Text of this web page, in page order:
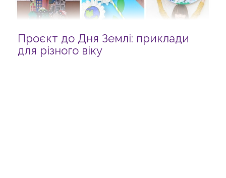
Проєкт до Дня Землі: приклади
для різного віку